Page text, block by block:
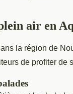
air en
la région de
de profiter de